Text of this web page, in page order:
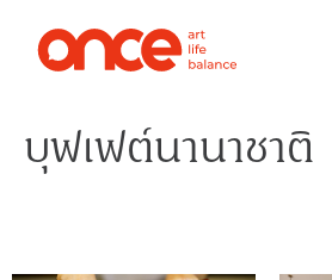
บุฟเฟต์นานาชาติ